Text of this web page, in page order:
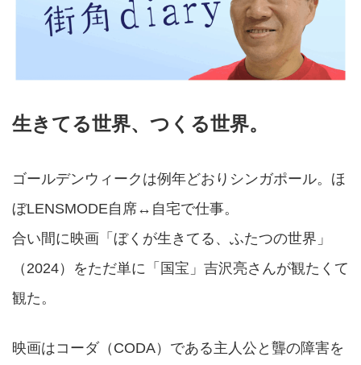
生きてる世界、つくる世界。
ゴールデンウィークは例年どおりシンガポール。ほ
ぼLENSMODE自席↔自宅で仕事。
合い間に映画「ぼくが生きてる、ふたつの世界」
（2024）をただ単に「国宝」吉沢亮さんが観たくて
観た。
映画はコーダ（CODA）である主人公と聾の障害を